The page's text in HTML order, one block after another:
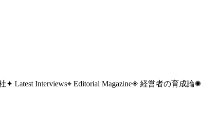
✦ Latest Interviews⌖ Editorial Magazine◈ 経営者の育成論✺